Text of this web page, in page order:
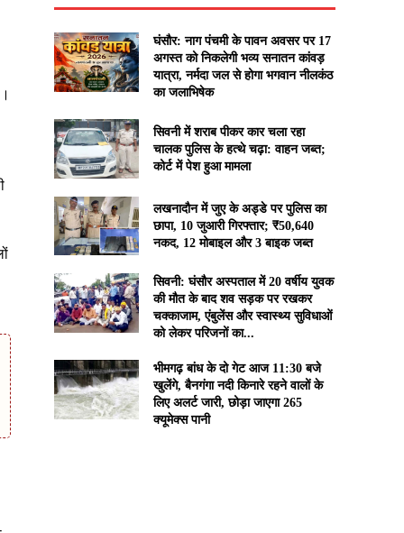
घंसौर: नाग पंचमी के पावन अवसर पर 17
अगस्त को निकलेगी भव्य सनातन कांवड़
यात्रा, नर्मदा जल से होगा भगवान नीलकंठ
का जलाभिषेक
सिवनी में शराब पीकर कार चला रहा
चालक पुलिस के हत्थे चढ़ा: वाहन जब्त;
कोर्ट में पेश हुआ मामला
लखनादौन में जुए के अड्डे पर पुलिस का
छापा, 10 जुआरी गिरफ्तार; ₹50,640
नकद, 12 मोबाइल और 3 बाइक जब्त
सिवनी: घंसौर अस्पताल में 20 वर्षीय युवक
की मौत के बाद शव सड़क पर रखकर
चक्काजाम, एंबुलेंस और स्वास्थ्य सुविधाओं
को लेकर परिजनों का...
भीमगढ़ बांध के दो गेट आज 11:30 बजे
खुलेंगे, बैनगंगा नदी किनारे रहने वालों के
लिए अलर्ट जारी, छोड़ा जाएगा 265
क्यूमेक्स पानी